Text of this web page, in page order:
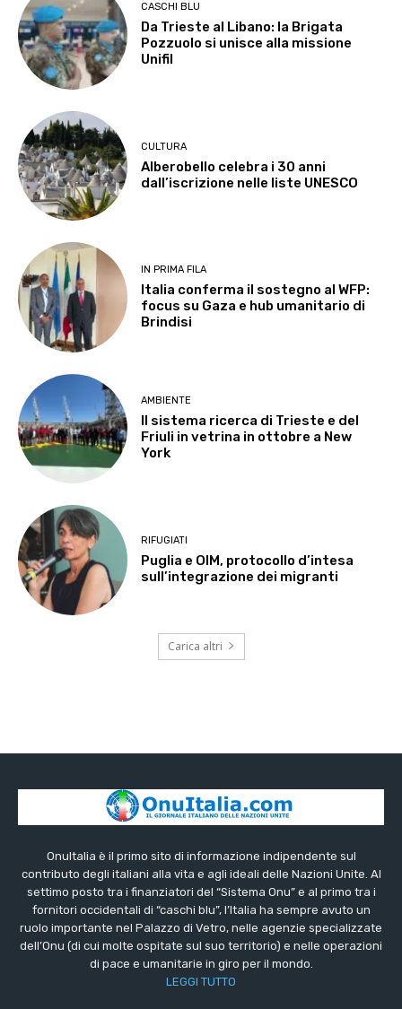
CASCHI BLU
Da Trieste al Libano: la Brigata
Pozzuolo si unisce alla missione
Unifil
CULTURA
Alberobello celebra i 30 anni
dall’iscrizione nelle liste UNESCO
IN PRIMA FILA
Italia conferma il sostegno al WFP:
focus su Gaza e hub umanitario di
Brindisi
AMBIENTE
Il sistema ricerca di Trieste e del
Friuli in vetrina in ottobre a New
York
RIFUGIATI
Puglia e OIM, protocollo d’intesa
sull’integrazione dei migranti
Carica altri
OnuItalia è il primo sito di informazione indipendente sul
contributo degli italiani alla vita e agli ideali delle Nazioni Unite. Al
settimo posto tra i finanziatori del “Sistema Onu” e al primo tra i
fornitori occidentali di “caschi blu”, l’Italia ha sempre avuto un
ruolo importante nel Palazzo di Vetro, nelle agenzie specializzate
dell’Onu (di cui molte ospitate sul suo territorio) e nelle operazioni
di pace e umanitarie in giro per il mondo.
LEGGI TUTTO